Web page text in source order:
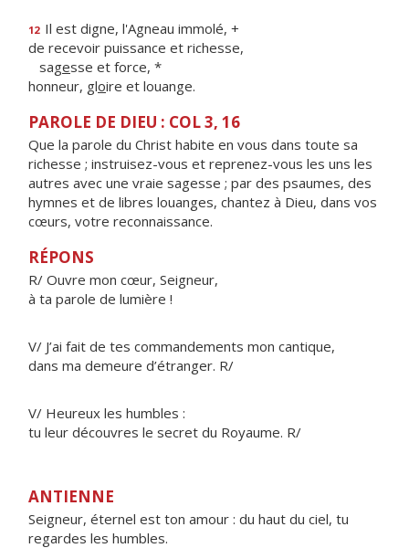
12 Il est digne, l'Agneau immolé, +
de recevoir puissance et richesse,
sagesse et force, *
honneur, gloire et louange.
PAROLE DE DIEU : COL 3, 16
Que la parole du Christ habite en vous dans toute sa
richesse ; instruisez-vous et reprenez-vous les uns les
autres avec une vraie sagesse ; par des psaumes, des
hymnes et de libres louanges, chantez à Dieu, dans vos
cœurs, votre reconnaissance.
RÉPONS
R/ Ouvre mon cœur, Seigneur,
à ta parole de lumière !
V/ J’ai fait de tes commandements mon cantique,
dans ma demeure d’étranger. R/
V/ Heureux les humbles :
tu leur découvres le secret du Royaume. R/
ANTIENNE
Seigneur, éternel est ton amour : du haut du ciel, tu
regardes les humbles.